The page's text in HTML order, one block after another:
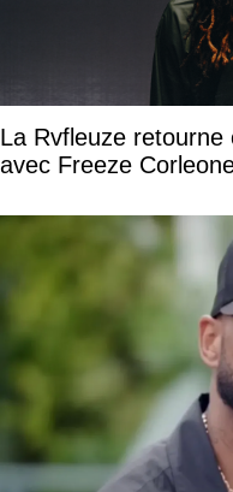
La Rvfleuze
avec Freeze